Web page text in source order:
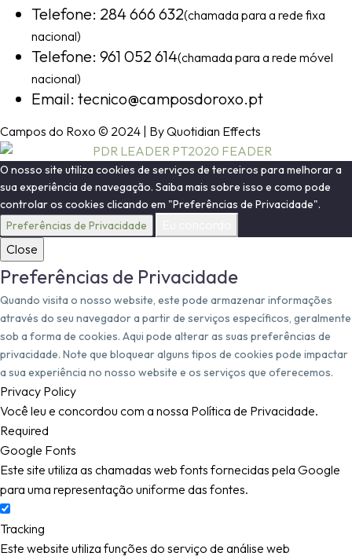
Telefone: 284 666 632(chamada para a rede fixa
nacional)
Telefone: 961 052 614(chamada para a rede móvel
nacional)
Email: tecnico@camposdoroxo.pt
Campos do Roxo © 2024 | By Quotidian Effects
O nosso site utiliza cookies de serviços de terceiros para melhorar a
sua experiência de navegação. Saiba mais sobre isso e como pode
controlar os cookies clicando em "Preferências de Privacidade".
Preferências de Privacidade
Close
Preferências de Privacidade
Quando visita o nosso website, este pode armazenar informações
através do seu navegador a partir de serviços específicos, geralmente
sob a forma de cookies. Aqui pode alterar as suas preferências de
privacidade. Note que bloquear alguns tipos de cookies pode impactar
a sua experiência no nosso website e os serviços que oferecemos.
Privacy Policy
Você leu e concordou com a nossa Política de Privacidade.
Required
Google Fonts
Este site utiliza as chamadas web fonts fornecidas pela Google
para uma representação uniforme das fontes.
Tracking
Este website utiliza funções do serviço de análise web